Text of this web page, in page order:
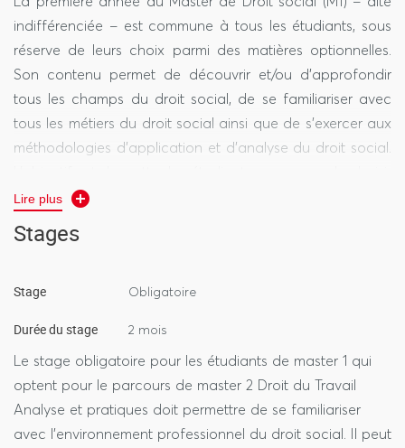
indifférenciée – est commune à tous les étudiants, sous
réserve de leurs choix parmi des matières optionnelles.
Son contenu permet de découvrir et/ou d’approfondir
tous les champs du droit social, de se familiariser avec
tous les métiers du droit social ainsi que de s’exercer aux
méthodologies d’application et d’analyse du droit social.
de manière éclairée leur orientation professionnelle dans
parcours de M2 Droit social.
- Combinaison de cours magistraux, de travaux dirigés
- Deux cours magistraux avec travaux dirigés par
semestre
- Un séminaire annuel pratiquant la méthodologie de
la pédagogie inversée
- Un tronc commun de matières obligatoires
Lire plus
Stages
Stage Obligatoire
Durée du stage 2 mois
Le stage obligatoire pour les étudiants de master 1 qui
optent pour le parcours de master 2 Droit du Travail
Analyse et pratiques doit permettre de se familiariser
avec l’environnement professionnel du droit social. Il peut